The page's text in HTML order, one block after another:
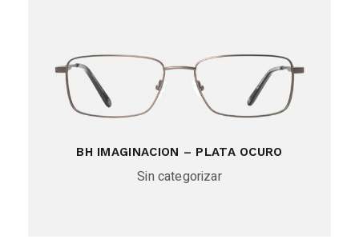
BH IMAGINACION – PLATA OCURO
Sin categorizar